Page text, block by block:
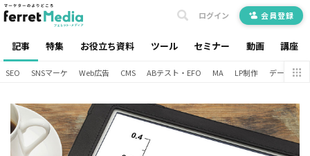
記事 特集 お役立ち資料 ツール セミナー 動画 講座
ログイン 会員登録
SEO SNSマーケ Web広告 CMS ABテスト・EFO MA LP制作 データ分析